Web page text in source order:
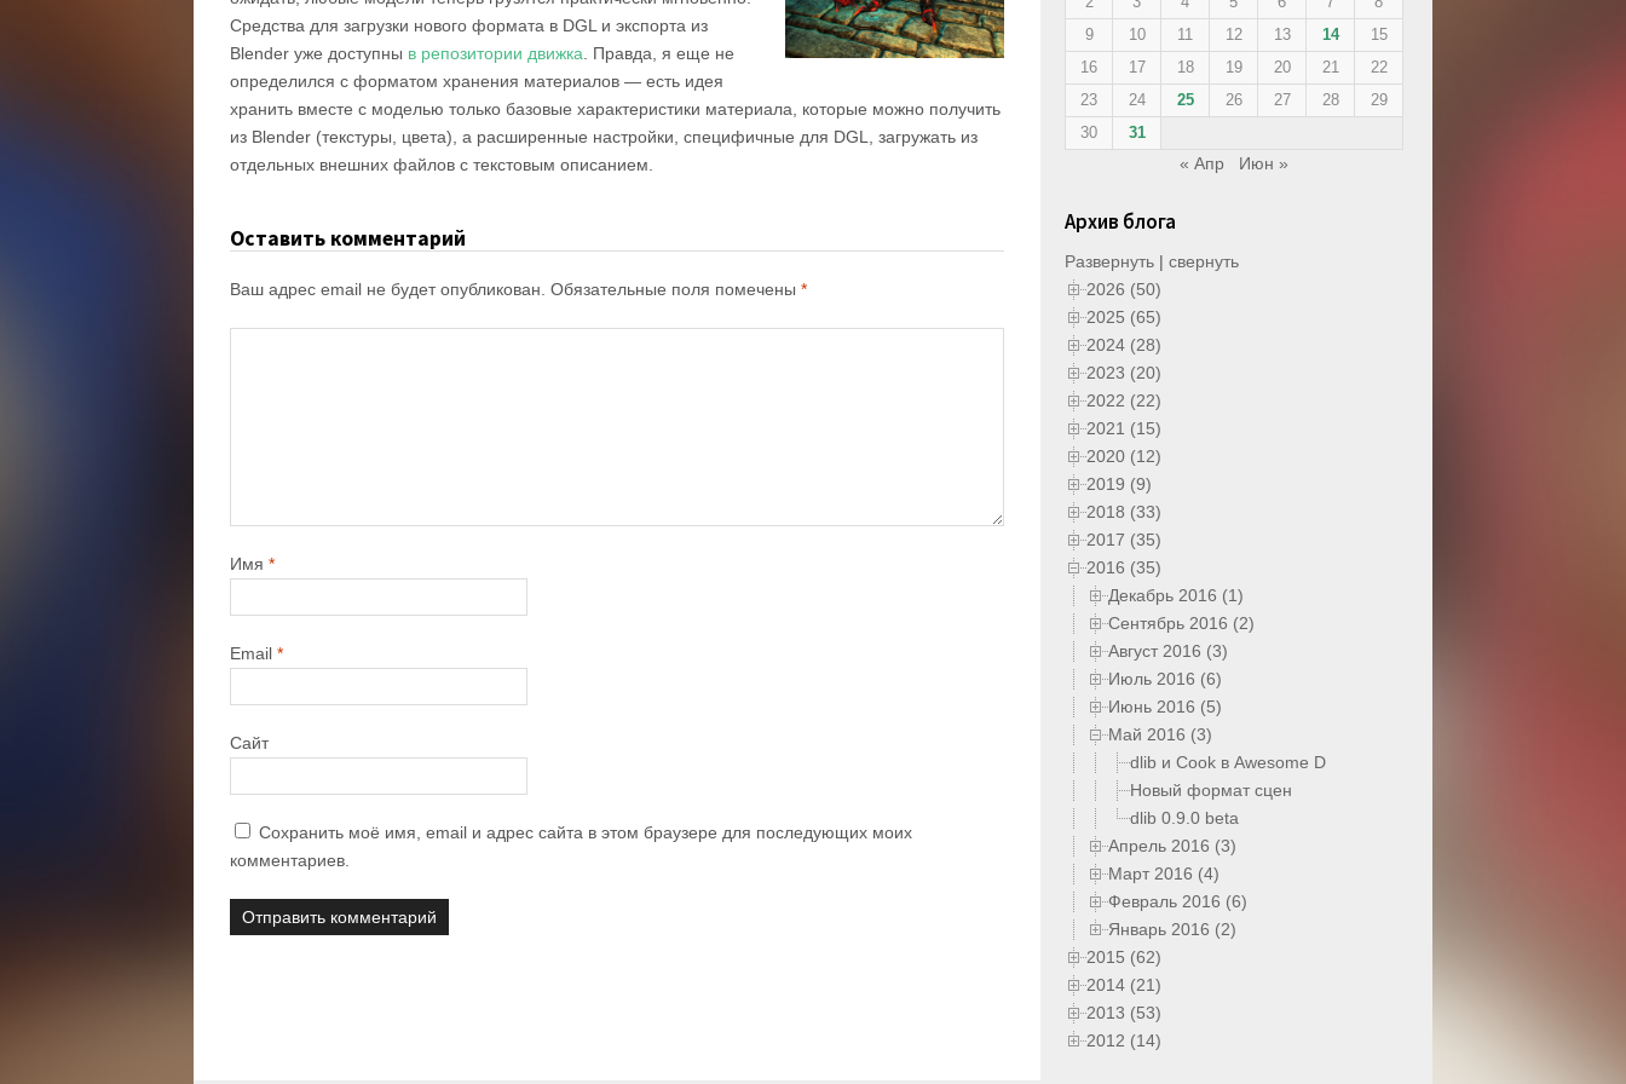
Средства для загрузки нового формата в DGL и экспорта из
Blender уже доступны в репозитории движка . Правда, я еще не
определился с форматом хранения материалов — есть идея
хранить вместе с моделью только базовые характеристики материала, которые можно получить
из Blender (текстуры, цвета), а расширенные настройки, специфичные для DGL, загружать из
отдельных внешних файлов с текстовым описанием.
Оставить комментарий
Ваш адрес email не будет опубликован. Обязательные поля помечены *
Имя *
Email *
Сайт
Сохранить моё имя, email и адрес сайта в этом браузере для последующих моих
комментариев.
9
10 11 12 13 14
15
16
17 18 19 20 21
22
23
24 25 26 27 28
29
30
31
« Апр Июн »
Архив блога
Развернуть | свернуть
2026 (50)
2025 (65)
2024 (28)
2023 (20)
2022 (22)
2021 (15)
2020 (12)
2019 (9)
2018 (33)
2017 (35)
2016 (35)
Декабрь 2016 (1)
Сентябрь 2016 (2)
Август 2016 (3)
Июль 2016 (6)
Июнь 2016 (5)
Май 2016 (3)
dlib и Cook в Awesome D
Новый формат сцен
dlib 0.9.0 beta
Апрель 2016 (3)
Март 2016 (4)
Февраль 2016 (6)
Январь 2016 (2)
2015 (62)
2014 (21)
2013 (53)
2012 (14)